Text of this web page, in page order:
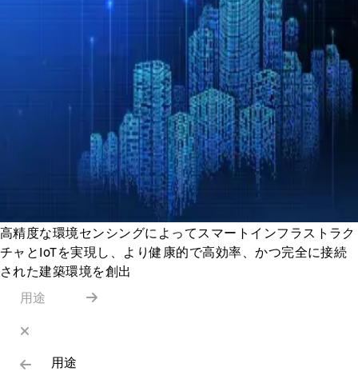
高精度な環境センシングによってスマートインフラストラク
チャとIoTを実現し、より健康的で高効率、かつ完全に接続
された建築環境を創出
用途
用途